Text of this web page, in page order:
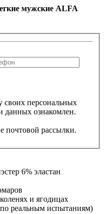
мужские ALFA
данных ознакомлен.
почтовой рассылки.
6% эластан
и ягодицах
реальным испытаниям)